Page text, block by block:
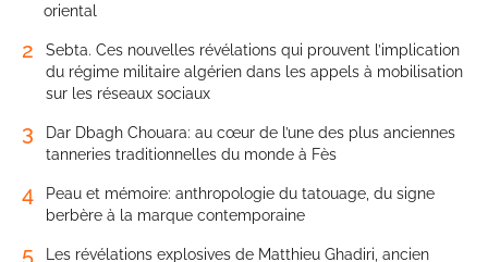
oriental
2
Sebta. Ces nouvelles révélations qui prouvent l’implication
du régime militaire algérien dans les appels à mobilisation
sur les réseaux sociaux
3
Dar Dbagh Chouara: au cœur de l’une des plus anciennes
tanneries traditionnelles du monde à Fès
4
Peau et mémoire: anthropologie du tatouage, du signe
berbère à la marque contemporaine
5
Les révélations explosives de Matthieu Ghadiri, ancien